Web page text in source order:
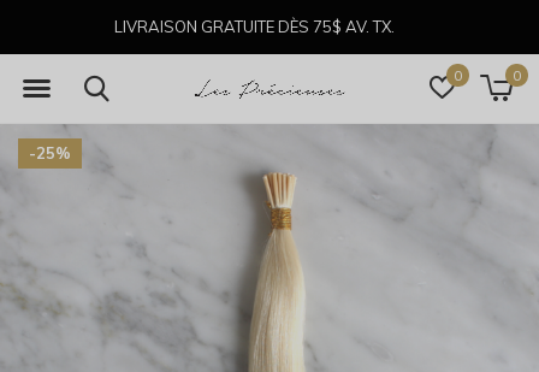
0 0
LIVRAISON GRATUITE DÈS 75$ AV. TX.
-25%